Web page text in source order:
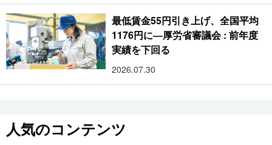
最低賃金55円引き上げ、全国平均
1176円に―厚労省審議会 : 前年度
実績を下回る
2026.07.30
人気のコンテンツ